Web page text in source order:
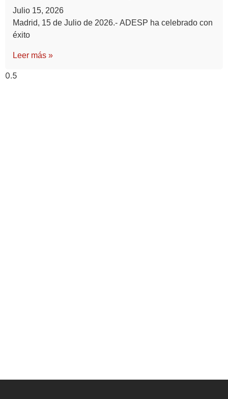
Julio 15, 2026
Madrid, 15 de Julio de 2026.- ADESP ha celebrado con
éxito
Leer más »